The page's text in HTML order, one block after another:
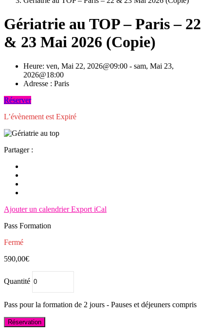
Gériatrie au TOP – Paris – 22
& 23 Mai 2026 (Copie)
Heure: ven, Mai 22, 2026@09:00 - sam, Mai 23,
2026@18:00
Adresse : Paris
Réserver
L’évènement est Expiré
Partager :
Ajouter un calendrierExport iCal
Pass Formation
Fermé
590,00€
Quantité
Pass pour la formation de 2 jours - Pauses et déjeuners compris
Réservation